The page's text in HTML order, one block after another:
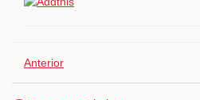
Anterior